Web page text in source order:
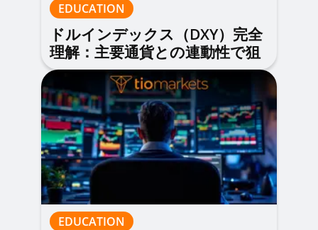
EDUCATION
ドルインデックス（DXY）完全
理解：主要通貨との連動性で狙
う戦略
EDUCATION